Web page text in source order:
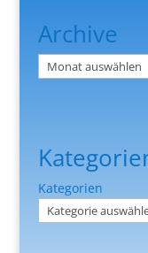
Archive
Archiv
Kategorien